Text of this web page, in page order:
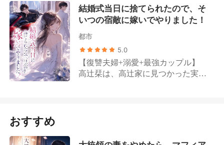
親しげに囁いた。「美咲、家に帰ろ
う」
でも有名な御曹司であり、手の届か
ない存在の男だ。 片山美月は彼に関
わりたくなかったが、なぜか幾度と
なく遭遇してしまう。 宴会の席で、
片山美月が最低な男に付きまとわれ
ていたところ、篠原蒼真が颯爽と現
れ、彼女を連れ去った。 片山美月が
うつむいて感謝を伝えると、彼は彼
心は冷たく凍てつき、希望のすべて
が灰に帰した彼女は、静かに背を向
けて彼のもとを去った。 ――それか
ら四年後。彼女は、愛らしい男女の
彼に見つからないよう細心の注意を
払って身を隠していたにもかかわら
は彼女が7年もの間、一途に想い続け
てきた男性だった。 結婚からの3年
間、篠崎梨夏は滝沢正司のために自
身の才能を隠して身分を伏せ、彼を
陰で支える完璧な妻になることだけ
を願っていた。 自分が世界で一番幸
せな女性だと思っていた彼女に、現
な効力のない偽の結婚式だ。死にゆ
結婚式当日に捨てられたので、そ
いつの宿敵に嫁いでやりました！
都市
5.0
【復讐夫婦+溺愛+最強カップル】
高辻栞は、高辻家に見つかった実の
速道路に置き去りにした。 栞はベー
おすすめ